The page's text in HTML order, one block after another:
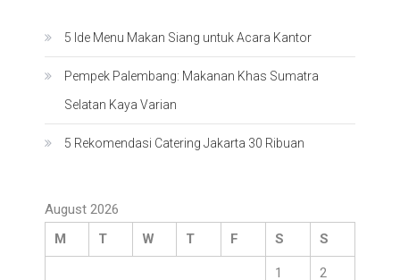
5 Ide Menu Makan Siang untuk Acara Kantor
Pempek Palembang: Makanan Khas Sumatra
Selatan Kaya Varian
5 Rekomendasi Catering Jakarta 30 Ribuan
August 2026
M
T W T F S S
1 2